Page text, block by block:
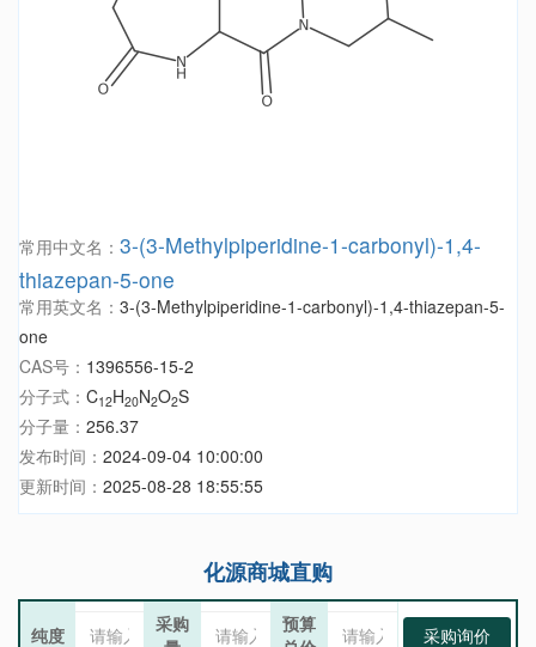
常用中文名： 3-(3-Methylpiperidine-1-carbonyl)-1,4-
thiazepan-5-one
常用英文名： 3-(3-Methylpiperidine-1-carbonyl)-1,4-thiazepan-5-
one
CAS号： 1396556-15-2
分子式： C12H20N2O2S
分子量： 256.37
发布时间： 2024-09-04 10:00:00
更新时间： 2025-08-28 18:55:55
化源商城直购
纯度
采购
预算
采购询价